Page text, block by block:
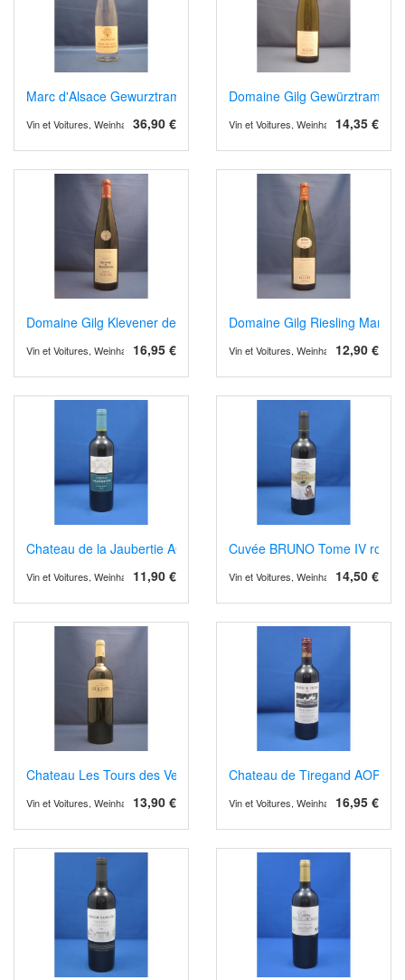
Marc d'Alsace Gewurztraminer
36,90 €
Vin et Voitures, Weinhandel und Weinimport
Domaine Gilg
14,35 €
Vin et Voitures, Weinhandel und
Domaine Gilg Klevener de Heiligenstein 2023/4
16,95 €
Vin et Voitures, Weinhandel und Weinimport
Domaine Gilg Riesling
12,90 €
Vin et Voitures, Weinhandel und
Chateau de la Jaubertie AOP Bergerac rot, Barrique
11,90 €
Vin et Voitures, Weinhandel und Weinimport
Cuvée BRUNO Tome IV rot,
14,50 €
Vin et Voitures, Weinhandel und
Chateau Les Tours des Verdots AOPCotes de Bergerac 2021 rot,
13,90 €
Vin et Voitures, Weinhandel und Weinimport
Chateau de Tiregand AOP
16,95 €
Vin et Voitures, Weinhandel und